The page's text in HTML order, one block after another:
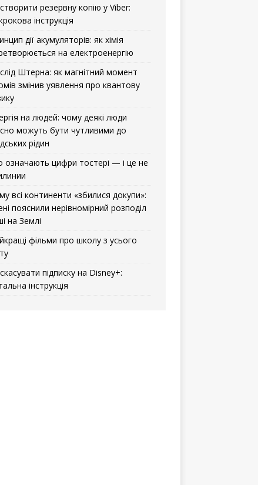
резервну копію у Viber:
інструкція
дії акумуляторів: як хімія
на електроенергію
Штерна: як магнітний момент
змінив уявлення про квантову
на людей: чому деякі люди
можуть бути чутливими до
рідин
цифри тостері — і це не
всі континенти «збилися докупи»:
пояснили нерівномірний розподіл
на Землі
фільми про школу з усього
підписку на Disney+:
інструкція